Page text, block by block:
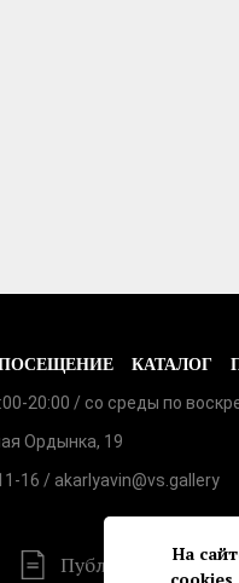
На
КАТАЛОГ
20:00 / со среды по
Ордынка, 19
16 / akarlyavin@vs.gallery
Публичная оферта